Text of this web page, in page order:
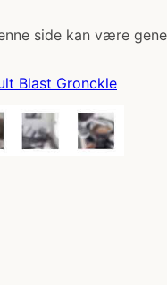
side kan være